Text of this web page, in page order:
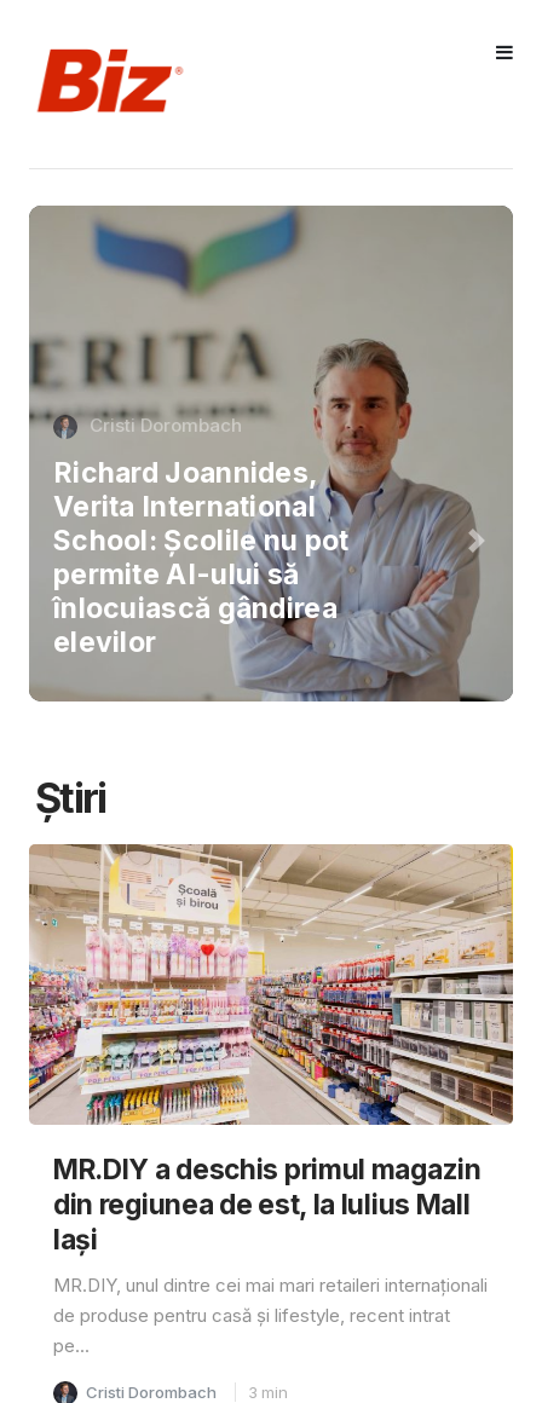
Cristi Dorombach
Richard Joannides,
Verita International
School: Școlile nu pot
permite AI-ului să
înlocuiască gândirea
elevilor
Știri
MR.DIY a deschis primul magazin
din regiunea de est, la Iulius Mall
Iași
MR.DIY, unul dintre cei mai mari retaileri internaționali
de produse pentru casă și lifestyle, recent intrat
pe...
Cristi Dorombach 3 min